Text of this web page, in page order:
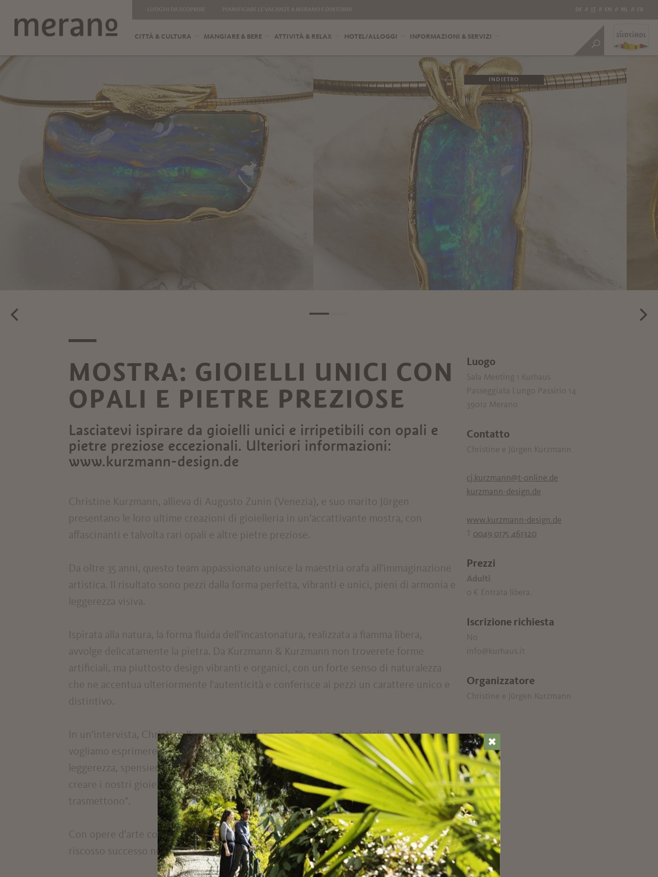
DE // IT // EN // NL // FR
CITTÀ & CULTURA MANGIARE & BERE ATTIVITÀ & RELAX HOTEL/ALLOGGI INFORMAZIONI & SERVIZI
INDIETRO
MOSTRA: GIOIELLI UNICI CON
OPALI E PIETRE PREZIOSE
Lasciatevi ispirare da gioielli unici e irripetibili con opali e
pietre preziose eccezionali. Ulteriori informazioni:
www.kurzmann-design.de
Christine Kurzmann, allieva di Augusto Zunin (Venezia), e suo marito Jürgen
presentano le loro ultime creazioni di gioielleria in un'accattivante mostra, con
affascinanti e talvolta rari opali e altre pietre preziose.
Da oltre 35 anni, questo team appassionato unisce la maestria orafa all'immaginazione
artistica. Il risultato sono pezzi dalla forma perfetta, vibranti e unici, pieni di armonia e
leggerezza visiva.
Ispirata alla natura, la forma fluida dell'incastonatura, realizzata a fiamma libera,
avvolge delicatamente la pietra. Da Kurzmann & Kurzmann non troverete forme
artificiali, ma piuttosto design vibranti e organici, con un forte senso di naturalezza
che ne accentua ulteriormente l'autenticità e conferisce ai pezzi un carattere unico e
distintivo.
In un'intervista, Christine Kurzmann ha affermato: "Con i nostri gioielli preziosi,
vogliamo esprimere un certo sentimento di vita, quello che tutti desiderano:
leggerezza, spensieratezza, armonia e sfaccettatura. L'entusiasmo che proviamo nel
creare i nostri gioielli è forse il segreto della radiosa gioia di vivere che essi
trasmettono".
Con opere d'arte come "Laurin" o "La Chiave della Felicità", Jürgen Kurzmann ha già
riscosso successo negli ambienti professionali.
Luogo
Sala Meeting 1 Kurhaus
Passeggiata Lungo Passirio 14
39012 Merano
Contatto
Christine e Jürgen Kurzmann
cj.kurzmann@t-online.de
kurzmann-design.de
www.kurzmann-design.de
T 0049 0175 461320
Prezzi
Adulti
0 €
Entrata libera.
Iscrizione richiesta
No
info@kurhaus.it
Organizzatore
Christine e Jürgen Kurzmann
✖